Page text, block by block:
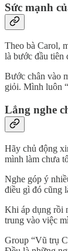
Sức mạnh
Theo bà Carol,
là bước đầu tiên
Bước chân vào
giỏi. Mình luôn
Lắng nghe
Hãy chủ động
mình làm chưa
Nghe góp ý
điều gì đó cũng
Khi áp dụng rồi
trung vào việc
Group “Vũ trụ